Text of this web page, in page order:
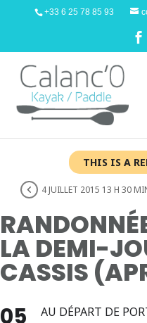
+33 6 25 78 85 93
THIS IS A
4 JUILLET 2015 13 H 30
LA DEMI-
CASSIS
05 AU DÉPART DE